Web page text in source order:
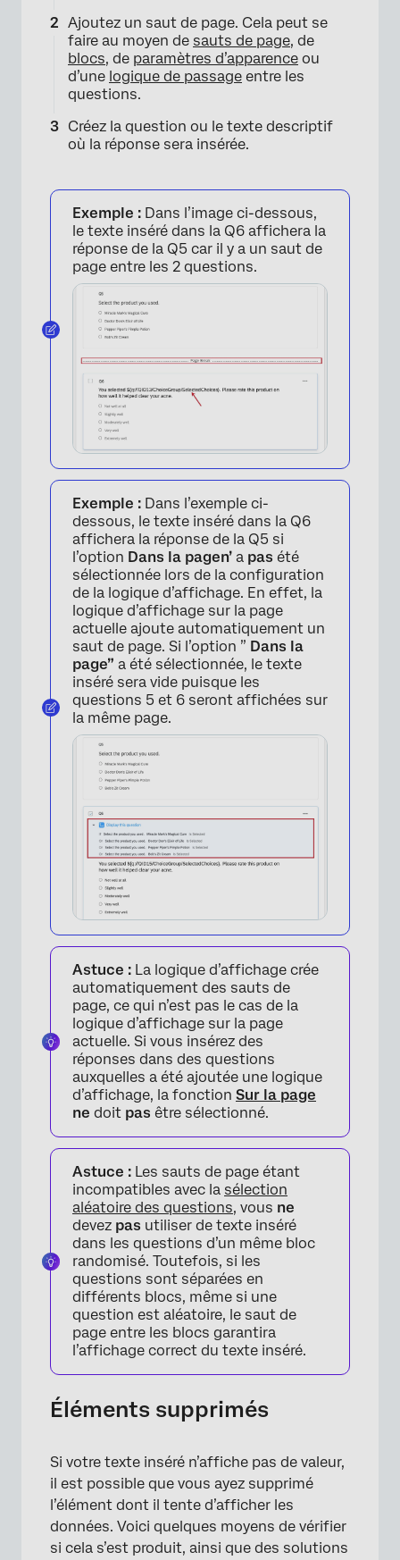
Ajoutez un saut de page. Cela peut se
faire au moyen de sauts de page, de
blocs, de paramètres d’apparence ou
d’une logique de passage entre les
questions.
Créez la question ou le texte descriptif
où la réponse sera insérée.
Exemple : Dans l’image ci-dessous,
le texte inséré dans la Q6 affichera la
réponse de la Q5 car il y a un saut de
page entre les 2 questions.
Exemple : Dans l’exemple ci-
dessous, le texte inséré dans la Q6
affichera la réponse de la Q5 si
l’option Dans la pagen’ a pas été
sélectionnée lors de la configuration
de la logique d’affichage. En effet, la
logique d’affichage sur la page
actuelle ajoute automatiquement un
saut de page. Si l’option ” Dans la
page” a été sélectionnée, le texte
inséré sera vide puisque les
questions 5 et 6 seront affichées sur
la même page.
Astuce : La logique d’affichage crée
automatiquement des sauts de
page, ce qui n’est pas le cas de la
logique d’affichage sur la page
actuelle. Si vous insérez des
réponses dans des questions
auxquelles a été ajoutée une logique
d’affichage, la fonction Sur la page
ne doit pas être sélectionné.
Astuce : Les sauts de page étant
incompatibles avec la sélection
aléatoire des questions, vous ne
devez pas utiliser de texte inséré
dans les questions d’un même bloc
randomisé. Toutefois, si les
questions sont séparées en
différents blocs, même si une
question est aléatoire, le saut de
page entre les blocs garantira
l’affichage correct du texte inséré.
Éléments supprimés
Si votre texte inséré n’affiche pas de valeur,
il est possible que vous ayez supprimé
l’élément dont il tente d’afficher les
données. Voici quelques moyens de vérifier
si cela s’est produit, ainsi que des solutions